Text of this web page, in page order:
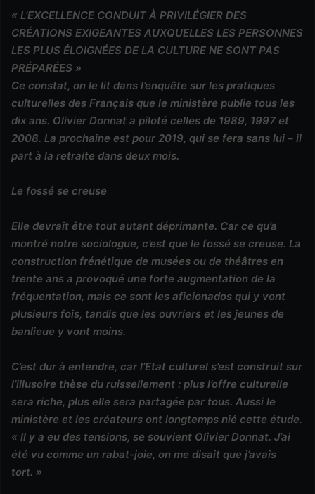
« L’EXCELLENCE CONDUIT À PRIVILÉGIER DES
CRÉATIONS EXIGEANTES AUXQUELLES LES PERSONNES
LES PLUS ÉLOIGNÉES DE LA CULTURE NE SONT PAS
PRÉPARÉES »
Ce constat, on le lit dans l’enquête sur les pratiques
culturelles des Français que le ministère publie tous les
dix ans. Olivier Donnat a piloté celles de 1989, 1997 et
2008. La prochaine est pour 2019, qui se fera sans lui – il
part à la retraite dans deux mois.
Le fossé se creuse
Elle devrait être tout autant déprimante. Car ce qu’a
montré notre sociologue, c’est que le fossé se creuse. La
construction frénétique de musées ou de théâtres en
trente ans a provoqué une forte augmentation de la
fréquentation, mais ce sont les aficionados qui y vont
plusieurs fois, tandis que les ouvriers et les jeunes de
banlieue y vont moins.
C’est dur à entendre, car l’Etat culturel s’est construit sur
l’illusoire thèse du ruissellement : plus l’offre culturelle
sera riche, plus elle sera partagée par tous. Aussi le
ministère et les créateurs ont longtemps nié cette étude.
« Il y a eu des tensions, se souvient Olivier Donnat. J’ai
été vu comme un rabat-joie, on me disait que j’avais
tort. »